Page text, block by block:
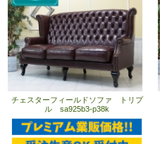
チェスターフィールドソファ トリプ
ル sa925b3-p38k